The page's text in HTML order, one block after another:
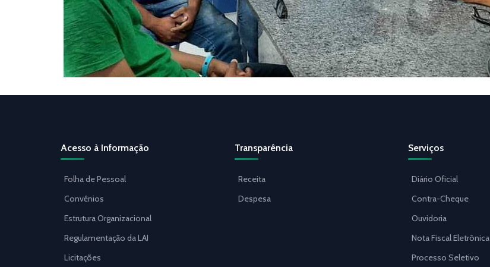
Acesso à Informação
Folha de Pessoal
Convênios
Estrutura Organizacional
Regulamentação da LAI
Licitações
Transparência
Receita
Despesa
Serviços
Diário Oficial
Contra-Cheque
Ouvidoria
Nota Fiscal Eletrônica
Processo Seletivo